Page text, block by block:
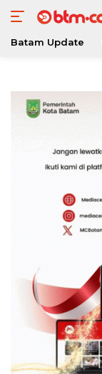
konten
Batam Update